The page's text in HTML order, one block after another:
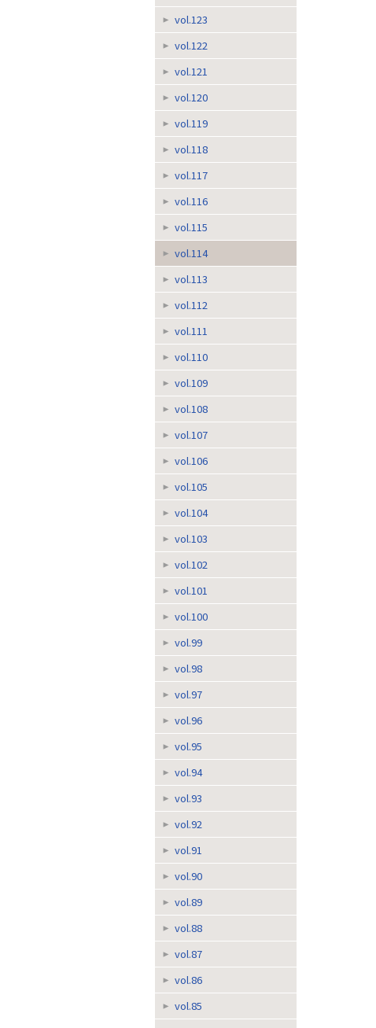
vol.123
vol.122
vol.121
vol.120
vol.119
vol.118
vol.117
vol.116
vol.115
vol.114
vol.113
vol.112
vol.111
vol.110
vol.109
vol.108
vol.107
vol.106
vol.105
vol.104
vol.103
vol.102
vol.101
vol.100
vol.99
vol.98
vol.97
vol.96
vol.95
vol.94
vol.93
vol.92
vol.91
vol.90
vol.89
vol.88
vol.87
vol.86
vol.85